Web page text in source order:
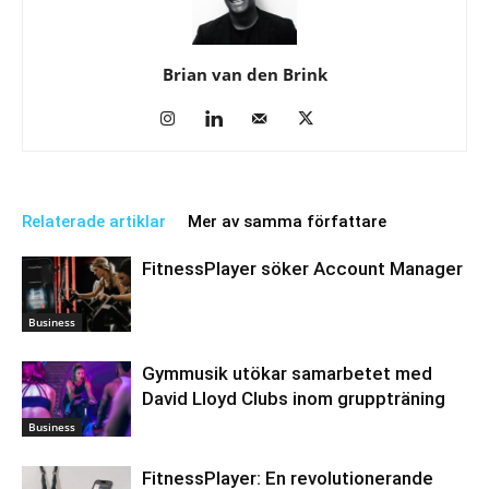
Brian van den Brink
Relaterade artiklar Mer av samma författare
Business
FitnessPlayer söker Account Manager
Business
Gymmusik utökar samarbetet med
David Lloyd Clubs inom gruppträning
FitnessPlayer: En revolutionerande